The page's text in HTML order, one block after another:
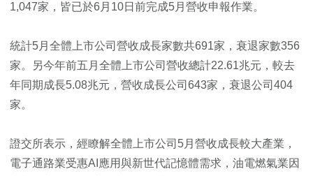
1,047家，皆已於6月10日前完成5月營收申報作業。
統計5月全體上市公司營收成長家數共691家，衰退家數356
家。另今年前五月全體上市公司營收總計22.61兆元，較去
年同期成長5.08兆元，營收成長公司643家，衰退公司404
家。
證交所表示，經瞭解全體上市公司5月營收成長較大產業，
電子通路業受惠AI應用與新世代記憶體需求，油電燃氣業因